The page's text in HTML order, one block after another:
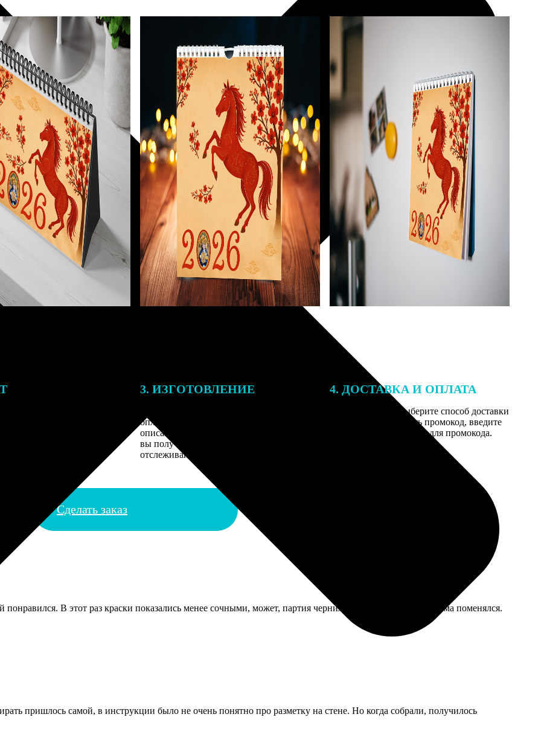
3. ИЗГОТОВЛЕНИЕ
оплаты получите подтверждение на email с
описанием заказа. Когда отправим заказ
вы получите письмо с трек-номером для
отслеживания.
4. ДОСТАВКА И ОПЛАТА
Введите адрес и выберите способ доставки
заказа. Если у вас есть промокод, введите
его в специальное поле для промокода.
Сделать заказ
понравился. В этот раз краски показались менее сочными, может, партия чернил другая, а может, свет дома поменялся.
пришлось самой, в инструкции было не очень понятно про разметку на стене. Но когда собрали, получилось